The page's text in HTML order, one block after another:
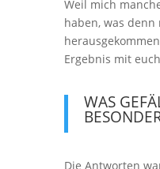
Weil mich
haben, was
Ergebnis mit
WAS
Die Antworten